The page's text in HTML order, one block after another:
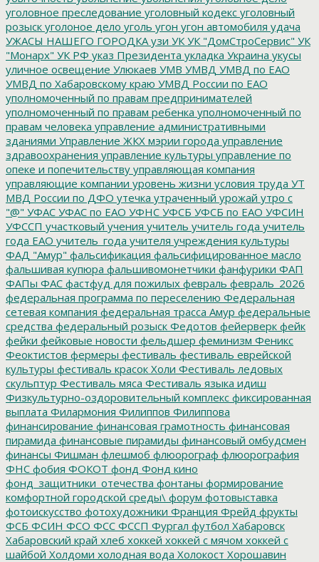
уголовное преследование уголовный кодекс уголовный
розыск уголоное дело уголь угон угон автомобиля удача
УЖАСЫ НАШЕГО ГОРОДКА узи УК УК "ДомСтроСервис" УК
"Монарх" УК РФ указ Президента укладка Украина укусы
уличное освещение Улюкаев УМВ УМВД УМВД по ЕАО
УМВД по Хабаровскому краю УМВД России по ЕАО
уполномоченный по правам предпринимателей
уполномоченный по правам ребенка уполномоченный по
правам человека управление административными
зданиями Управление ЖКХ мэрии города управление
здравоохранения управление культуры управление по
опеке и попечительству управляющая компания
управляющие компании уровень жизни условия труда УТ
МВД России по ДФО утечка утраченный урожай утро с
"@" УФАС УФАС по ЕАО УФНС УФСБ УФСБ по ЕАО УФСИН
УФССП участковый учения учитель учитель года учитель
года ЕАО учитель_года учителя учреждения культуры
ФАД "Амур" фальсификация фальсифицированное масло
фальшивая купюра фальшивомонетчики фанфурики ФАП
ФАПы ФАС фастфуд для пожилых февраль февраль_2026
федеральная программа по переселению Федеральная
сетевая компания федеральная трасса Амур федеральные
средства федеральный розыск Федотов фейерверк фейк
фейки фейковые новости фельдшер феминизм Феникс
Феоктистов фермеры фестиваль фестиваль еврейской
культуры фестиваль красок Холи Фестиваль ледовых
скульптур Фестиваль мяса Фестиваль языка идиш
Физкультурно-оздоровительный комплекс фиксированная
выплата Филармония Филиппов Филиппова
финансирование финансовая грамотность финансовая
пирамида финансовые пирамиды финансовый омбудсмен
финансы Фишман флешмоб флюорограф флюорография
ФНС фобия ФОКОТ фонд Фонд кино
фонд_защитники_отечества фонтаны формирование
комфортной городской среды\ форум фотовыставка
фотоискусство фотохудожники Франция Фрейд фрукты
ФСБ ФСИН ФСО ФСС ФССП Фургал футбол Хабаровск
Хабаровский край хлеб хоккей хоккей с мячом хоккей с
шайбой Холдоми холодная вода Холокост Хорошавин